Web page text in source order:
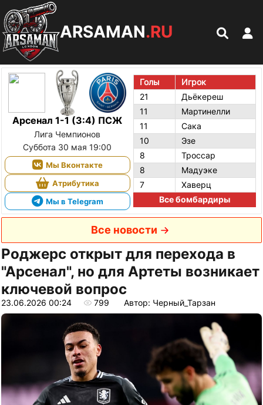
ARSAMAN.RU
Арсенал 1-1 (3:4) ПСЖ
Лига Чемпионов
Суббота 30 мая 19:00
Мы Вконтакте
Атрибутика
Мы в Telegram
Голы
Игрок
21
Дьёкереш
11
Мартинелли
11
Сака
10
Эзе
8
Троссар
8
Мадуэке
7
Хаверц
Все бомбардиры
Все новости
Роджерс открыт для перехода в
"Арсенал", но для Артеты возникает
ключевой вопрос
23.06.2026 00:24 799 Автор: Черный_Тарзан